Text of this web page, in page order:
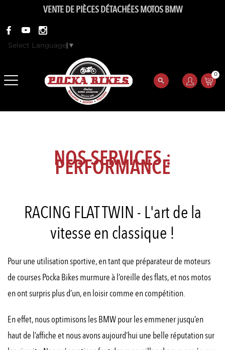
VENTE DE PIÈCES DÉTACHÉES MOTOS BMW
Select Language ▼
0
NOS SERVICES :
PERFORMANCE
RACING FLAT TWIN - L'art de la
vitesse en classique !
Pour une utilisation sportive, en tant que préparateur de moteurs
de courses Pocka Bikes murmure à l’oreille des flats, et nos motos
en ont surpris plus d’un, en loisir comme en compétition.
En effet, nous optimisons les BMW pour les emmener jusqu’en
haut de l’affiche et nous avons aujourd’hui une belle réputation sur